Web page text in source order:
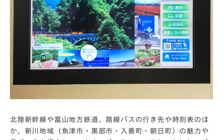
北陸新幹線や富山地方鉄道、路線バスの行き先や時刻表のほ
か、新川地域（魚津市・黒部市・入善町・朝日町）の魅力や